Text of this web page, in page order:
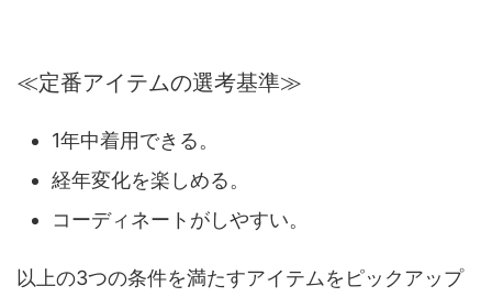
≪定番アイテムの選考基準≫
1年中着用できる。
経年変化を楽しめる。
コーディネート がしやすい。
以上の3つの条件を満たすアイテムをピックアップ